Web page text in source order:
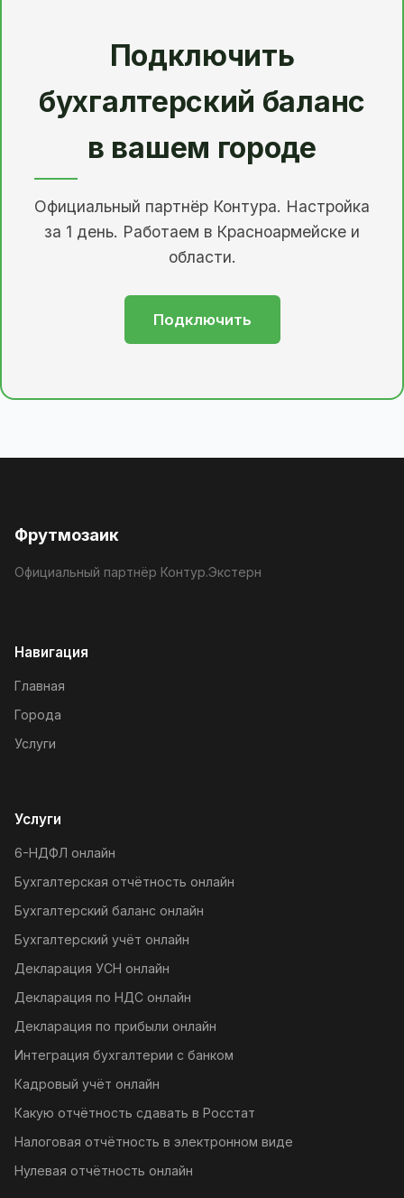
Подключить
бухгалтерский баланс
в вашем городе
Официальный партнёр Контура. Настройка
за 1 день. Работаем в Красноармейске и
области.
Подключить
Фрутмозаик
Официальный партнёр Контур.Экстерн
Навигация
Главная
Города
Услуги
Услуги
6-НДФЛ онлайн
Бухгалтерская отчётность онлайн
Бухгалтерский баланс онлайн
Бухгалтерский учёт онлайн
Декларация УСН онлайн
Декларация по НДС онлайн
Декларация по прибыли онлайн
Интеграция бухгалтерии с банком
Кадровый учёт онлайн
Какую отчётность сдавать в Росстат
Налоговая отчётность в электронном виде
Нулевая отчётность онлайн